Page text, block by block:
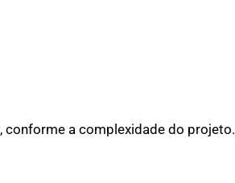
, conforme a complexidade do projeto.